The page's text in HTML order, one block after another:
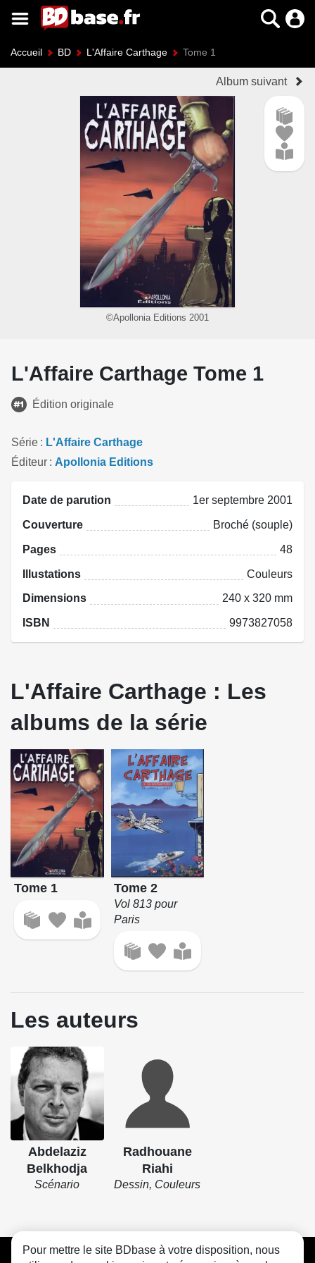
Accueil BD L'Affaire Carthage Tome 1
Album suivant
©Apollonia Editions 2001
L'Affaire Carthage Tome 1
Édition originale
Série
L'Affaire Carthage
Éditeur
Apollonia Editions
Date de parution 1er septembre 2001
Couverture Broché (souple)
Pages 48
Illustations Couleurs
Dimensions 240 x 320 mm
ISBN 9973827058
L'Affaire Carthage : Les
albums de la série
Tome 1 Tome 2
Vol 813 pour
Paris
Les auteurs
Abdelaziz
Belkhodja
Scénario
Radhouane
Riahi
Dessin, Couleurs
CGU FAQ Contact Cookies
Pour mettre le site BDbase à votre disposition, nous